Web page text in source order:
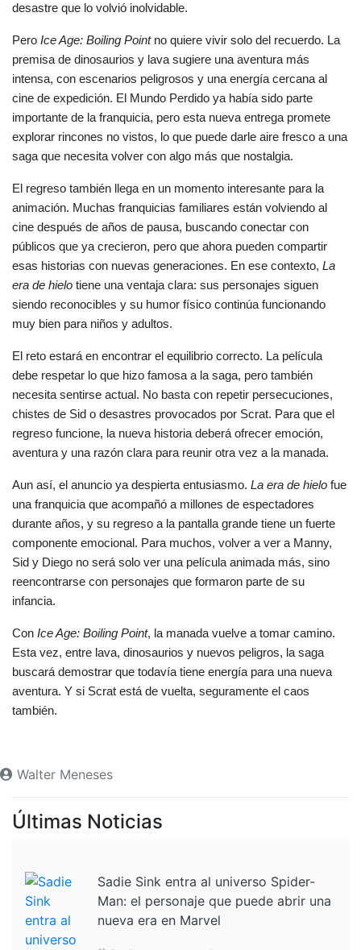
desastre que lo volvió inolvidable.
Pero Ice Age: Boiling Point no quiere vivir solo del recuerdo. La
premisa de dinosaurios y lava sugiere una aventura más
intensa, con escenarios peligrosos y una energía cercana al
cine de expedición. El Mundo Perdido ya había sido parte
importante de la franquicia, pero esta nueva entrega promete
explorar rincones no vistos, lo que puede darle aire fresco a una
saga que necesita volver con algo más que nostalgia.
El regreso también llega en un momento interesante para la
animación. Muchas franquicias familiares están volviendo al
cine después de años de pausa, buscando conectar con
públicos que ya crecieron, pero que ahora pueden compartir
esas historias con nuevas generaciones. En ese contexto, La
era de hielo tiene una ventaja clara: sus personajes siguen
siendo reconocibles y su humor físico continúa funcionando
muy bien para niños y adultos.
El reto estará en encontrar el equilibrio correcto. La película
debe respetar lo que hizo famosa a la saga, pero también
necesita sentirse actual. No basta con repetir persecuciones,
chistes de Sid o desastres provocados por Scrat. Para que el
regreso funcione, la nueva historia deberá ofrecer emoción,
aventura y una razón clara para reunir otra vez a la manada.
Aun así, el anuncio ya despierta entusiasmo. La era de hielo fue
una franquicia que acompañó a millones de espectadores
durante años, y su regreso a la pantalla grande tiene un fuerte
componente emocional. Para muchos, volver a ver a Manny,
Sid y Diego no será solo ver una película animada más, sino
reencontrarse con personajes que formaron parte de su
infancia.
Con Ice Age: Boiling Point, la manada vuelve a tomar camino.
Esta vez, entre lava, dinosaurios y nuevos peligros, la saga
buscará demostrar que todavía tiene energía para una nueva
aventura. Y si Scrat está de vuelta, seguramente el caos
también.
Walter Meneses
Últimas Noticias
Sadie Sink entra al universo Spider-
Man: el personaje que puede abrir una
nueva era en Marvel